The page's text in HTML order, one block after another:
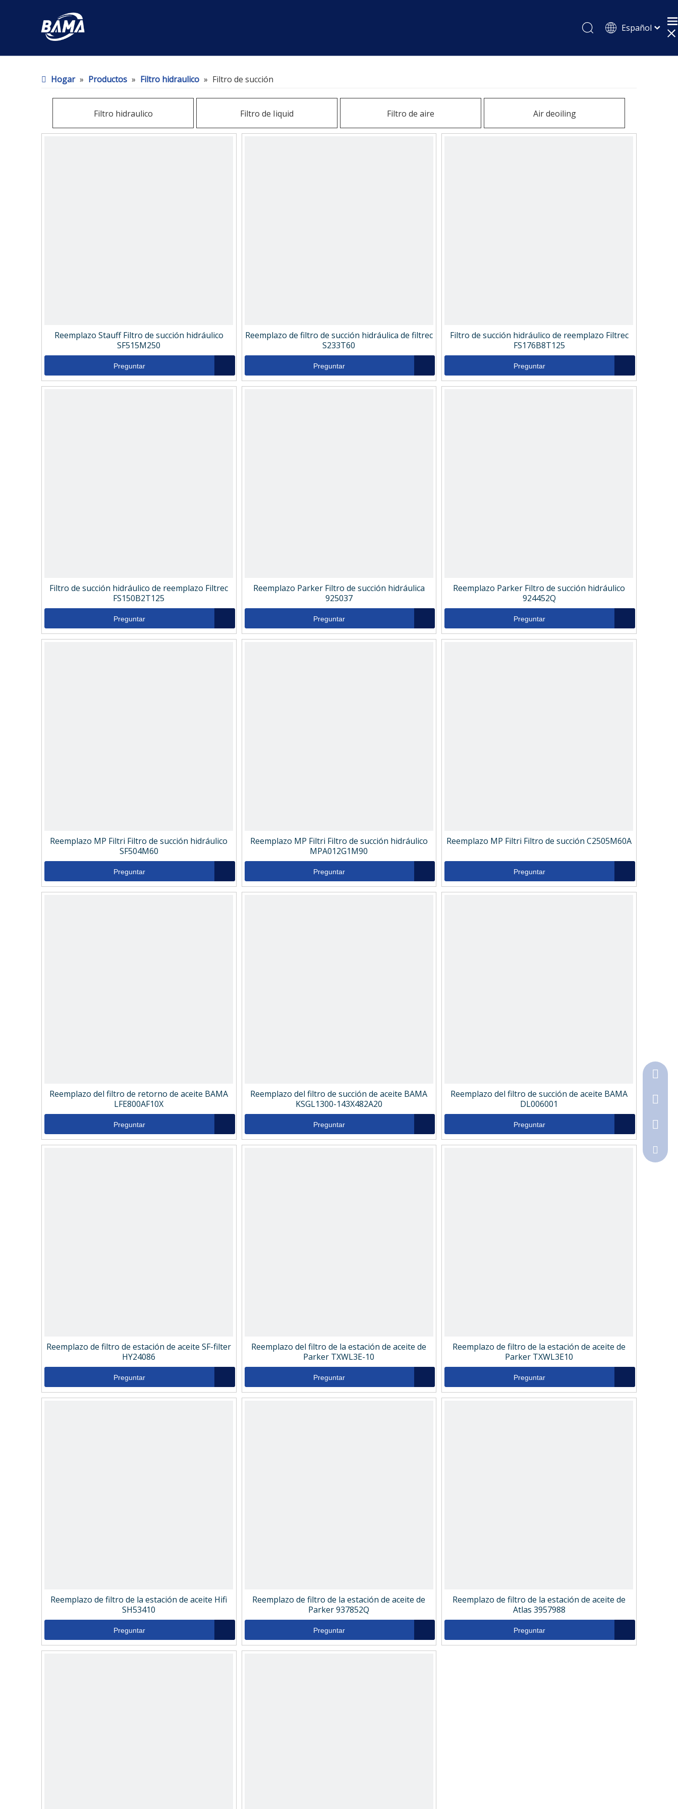
Español
Pусский
Hogar » Productos » Filtro hidraulico » Filtro de succión
Filtro hidraulico Filtro de Iiquid Filtro de aire Air deoiling
Reemplazo Stauff Filtro de succión hidráulico
SF515M250
Preguntar
Reemplazo de filtro de succión hidráulica de filtrec
S233T60
Preguntar
Filtro de succión hidráulico de reemplazo Filtrec
FS176B8T125
Preguntar
Filtro de succión hidráulico de reemplazo Filtrec
FS150B2T125
Preguntar
Reemplazo Parker Filtro de succión hidráulica
925037
Preguntar
Reemplazo Parker Filtro de succión hidráulico
924452Q
Preguntar
Reemplazo MP Filtri Filtro de succión hidráulico
SF504M60
Preguntar
Reemplazo MP Filtri Filtro de succión hidráulico
MPA012G1M90
Preguntar
Reemplazo MP Filtri Filtro de succión C2505M60A
Preguntar
Reemplazo del filtro de retorno de aceite BAMA
LFE800AF10X
Preguntar
Reemplazo del filtro de succión de aceite BAMA
KSGL1300-143X482A20
Preguntar
Reemplazo del filtro de succión de aceite BAMA
DL006001
Preguntar
Reemplazo de filtro de estación de aceite SF-filter
HY24086
Preguntar
Reemplazo del filtro de la estación de aceite de
Parker TXWL3E-10
Preguntar
Reemplazo de filtro de la estación de aceite de
Parker TXWL3E10
Preguntar
Reemplazo de filtro de la estación de aceite Hifi
SH53410
Preguntar
Reemplazo de filtro de la estación de aceite de
Parker 937852Q
Preguntar
Reemplazo de filtro de la estación de aceite de
Atlas 3957988
Preguntar
+86-